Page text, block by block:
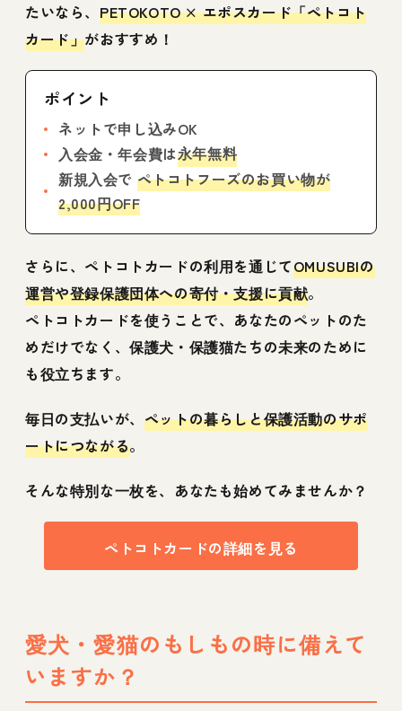
たいなら、 PETOKOTO × エポスカード「ペトコト
カード」がおすすめ！
ポイント
ネットで申し込みOK
入会金・年会費は永年無料
新規入会で ペトコトフーズのお買い物が
2,000円OFF
さらに、ペトコトカードの利用を通じてOMUSUBIの
運営や登録保護団体への寄付・支援に貢献。
ペトコトカードを使うことで、あなたのペットのた
めだけでなく、保護犬・保護猫たちの未来のために
も役立ちます。
毎日の支払いが、 ペットの暮らしと保護活動のサポ
ートにつながる。
そんな特別な一枚を、あなたも始めてみませんか？
ペトコトカードの詳細を見る
愛犬・愛猫のもしもの時に備えて
いますか？